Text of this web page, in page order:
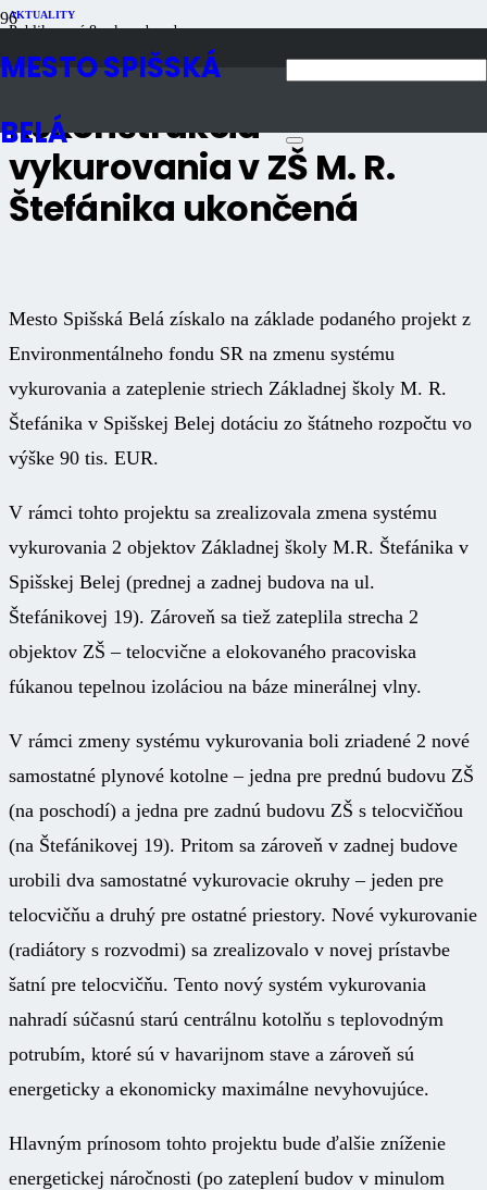
MESTO SPIŠSKÁ
BELÁ
AKTUALITY
Publikované8 rokov dozadu
Rekonštrukcia
vykurovania v ZŠ M. R.
Štefánika ukončená
Mesto Spišská Belá získalo na základe podaného projekt z
Environmentálneho fondu SR na zmenu systému
vykurovania a zateplenie striech Základnej školy M. R.
Štefánika v Spišskej Belej dotáciu zo štátneho rozpočtu vo
výške 90 tis. EUR.
V rámci tohto projektu sa zrealizovala zmena systému
vykurovania 2 objektov Základnej školy M.R. Štefánika v
Spišskej Belej (prednej a zadnej budova na ul.
Štefánikovej 19). Zároveň sa tiež zateplila strecha 2
objektov ZŠ – telocvične a elokovaného pracoviska
fúkanou tepelnou izoláciou na báze minerálnej vlny.
V rámci zmeny systému vykurovania boli zriadené 2 nové
samostatné plynové kotolne – jedna pre prednú budovu ZŠ
(na poschodí) a jedna pre zadnú budovu ZŠ s telocvičňou
(na Štefánikovej 19). Pritom sa zároveň v zadnej budove
urobili dva samostatné vykurovacie okruhy – jeden pre
telocvičňu a druhý pre ostatné priestory. Nové vykurovanie
(radiátory s rozvodmi) sa zrealizovalo v novej prístavbe
šatní pre telocvičňu. Tento nový systém vykurovania
nahradí súčasnú starú centrálnu kotolňu s teplovodným
potrubím, ktoré sú v havarijnom stave a zároveň sú
energeticky a ekonomicky maximálne nevyhovujúce.
Hlavným prínosom tohto projektu bude ďalšie zníženie
energetickej náročnosti (po zateplení budov v minulom